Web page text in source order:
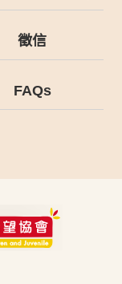
徵信
FAQs